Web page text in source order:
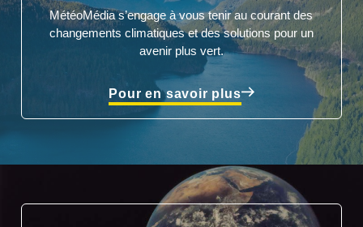
MétéoMédia s’engage à vous tenir au courant des
changements climatiques et des solutions pour un
avenir plus vert.
Pour en savoir plus